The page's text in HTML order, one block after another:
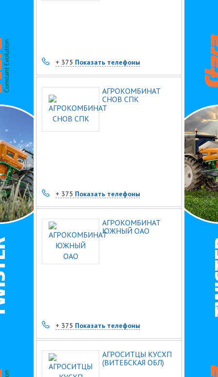
+ 375 Показать телефоны
АГРОКОМБИНАТ
СНОВ СПК
+ 375 Показать телефоны
АГРОКОМБИНАТ
ЮЖНЫЙ ОАО
+ 375 Показать телефоны
АГРОСИТЦЫ КУСХП
(ВИТЕБСКАЯ ОБЛ)